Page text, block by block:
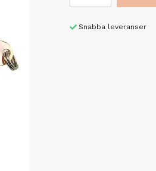
Snabba leveranser